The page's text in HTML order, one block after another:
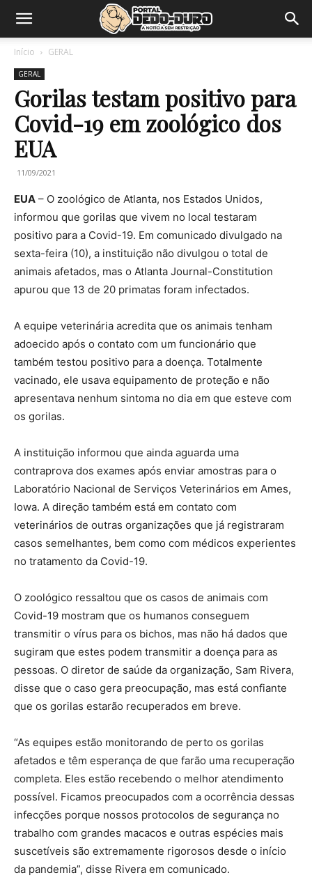
Início GERAL
GERAL
Gorilas testam positivo para
Covid-19 em zoológico dos
EUA
11/09/2021
EUA – O zoológico de Atlanta, nos Estados Unidos,
informou que gorilas que vivem no local testaram
positivo para a Covid-19. Em comunicado divulgado na
sexta-feira (10), a instituição não divulgou o total de
animais afetados, mas o Atlanta Journal-Constitution
apurou que 13 de 20 primatas foram infectados.
A equipe veterinária acredita que os animais tenham
adoecido após o contato com um funcionário que
também testou positivo para a doença. Totalmente
vacinado, ele usava equipamento de proteção e não
apresentava nenhum sintoma no dia em que esteve com
os gorilas.
A instituição informou que ainda aguarda uma
contraprova dos exames após enviar amostras para o
Laboratório Nacional de Serviços Veterinários em Ames,
Iowa. A direção também está em contato com
veterinários de outras organizações que já registraram
casos semelhantes, bem como com médicos experientes
no tratamento da Covid-19.
O zoológico ressaltou que os casos de animais com
Covid-19 mostram que os humanos conseguem
transmitir o vírus para os bichos, mas não há dados que
sugiram que estes podem transmitir a doença para as
pessoas. O diretor de saúde da organização, Sam Rivera,
disse que o caso gera preocupação, mas está confiante
que os gorilas estarão recuperados em breve.
“As equipes estão monitorando de perto os gorilas
afetados e têm esperança de que farão uma recuperação
completa. Eles estão recebendo o melhor atendimento
possível. Ficamos preocupados com a ocorrência dessas
infecções porque nossos protocolos de segurança no
trabalho com grandes macacos e outras espécies mais
suscetíveis são extremamente rigorosos desde o início
da pandemia”, disse Rivera em comunicado.